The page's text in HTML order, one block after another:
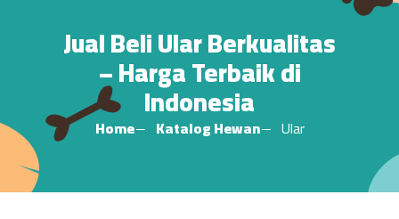
Jual Beli Ular Berkualitas
– Harga Terbaik di
Indonesia
Home Katalog Hewan Ular